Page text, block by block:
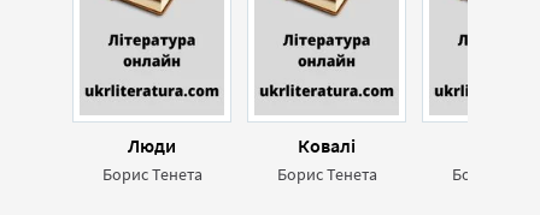
Люди
Борис Тенета
Ковалі
Борис Тенета Борис